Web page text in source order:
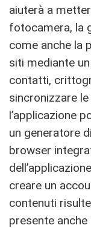
aiuterà a
fotocamera, la
come anche la
siti mediante
contatti,
sincronizzare
l’applicazione
un generatore
browser
creare un
contenuti
presente anche